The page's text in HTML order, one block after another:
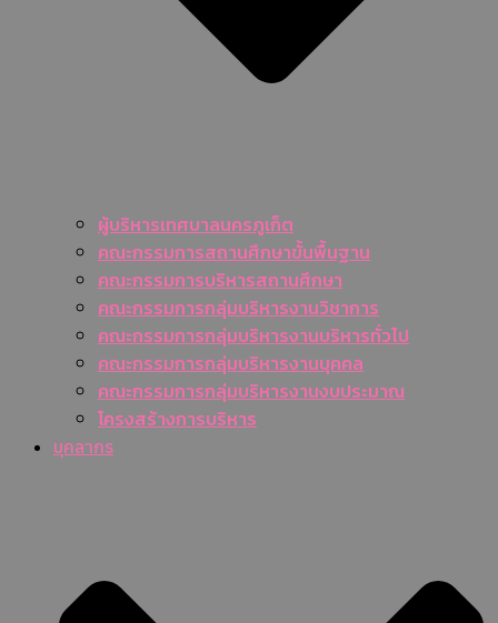
ผู้บริหารเทศบาลนครภูเก็ต
คณะกรรมการสถานศึกษาขั้นพื้นฐาน
คณะกรรมการบริหารสถานศึกษา
คณะกรรมการกลุ่มบริหารงานวิชาการ
คณะกรรมการกลุ่มบริหารงานบริหารทั่วไป
คณะกรรมการกลุ่มบริหารงานบุคคล
คณะกรรมการกลุ่มบริหารงานงบประมาณ
โครงสร้างการบริหาร
บุคลากร